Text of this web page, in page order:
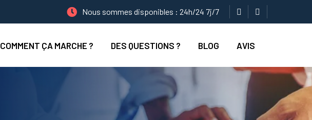
Nous sommes disponibles : 24h/24 7j/7
COMMENT ÇA MARCHE ? DES QUESTIONS ? BLOG AVIS